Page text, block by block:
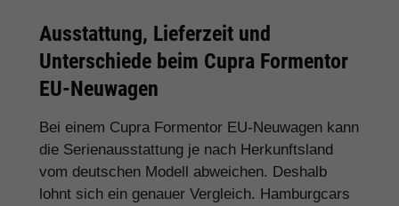
Ausstattung, Lieferzeit und
Unterschiede beim Cupra Formentor
EU-Neuwagen
Bei einem Cupra Formentor EU-Neuwagen kann
die Serienausstattung je nach Herkunftsland
vom deutschen Modell abweichen. Deshalb
lohnt sich ein genauer Vergleich. Hamburgcars